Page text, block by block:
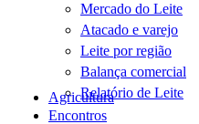
Mercado do Leite
Atacado e varejo
Leite por região
Balança comercial
Relatório de Leite
Agricultura
Encontros